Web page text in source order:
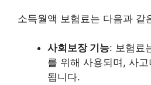
소득월액 보험료는 다음과 같
사회보장 기능: 보험료
를 위해 사용되며, 사
됩니다.